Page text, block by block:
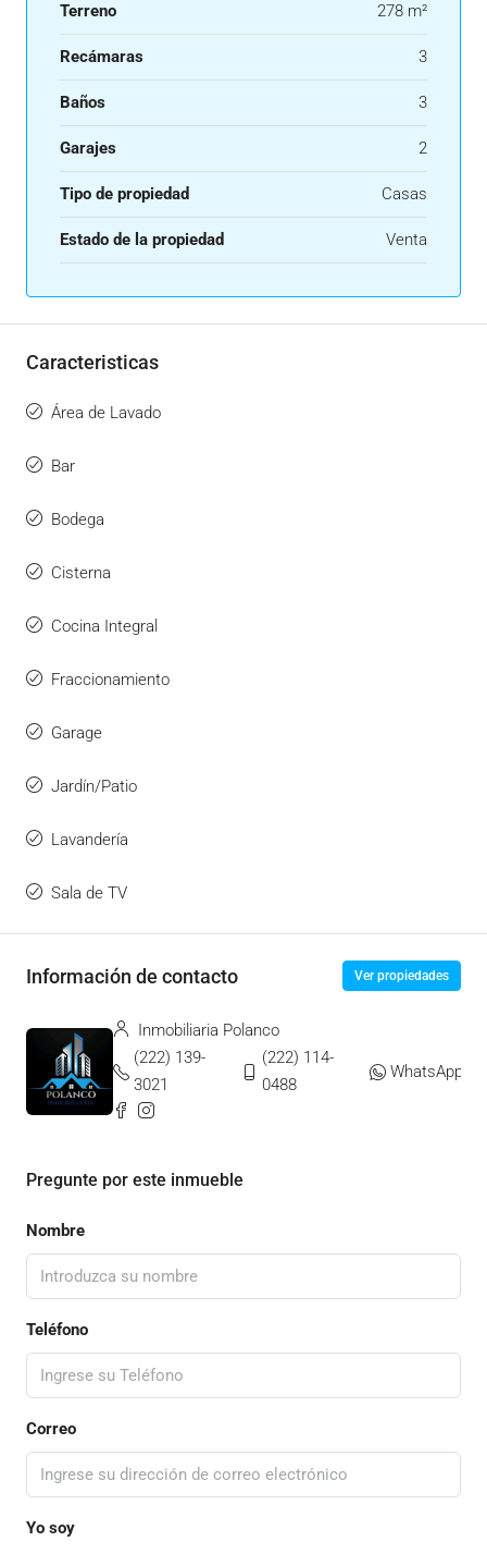
Terreno 278 m²
Recámaras 3
Baños 3
Garajes 2
Tipo de propiedad Casas
Estado de la propiedad Venta
Caracteristicas
Área de Lavado
Bar
Bodega
Cisterna
Cocina Integral
Fraccionamiento
Garage
Jardín/Patio
Lavandería
Sala de TV
Información de contacto Ver propiedades
Inmobiliaria Polanco
(222) 139-
3021
(222) 114-
0488
WhatsApp
Pregunte por este inmueble
Nombre
Teléfono
Correo
Yo soy